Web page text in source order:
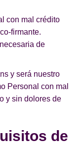
con mal crédito
firmante.
de
y será nuestro
Personal con mal
y sin dolores de
de